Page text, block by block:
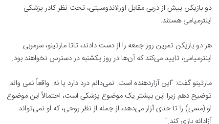
دو بازیکن پیش از دربی مقابل اورلاندوسیتی، تحت نظر کادر پزشکی
اینترمیامی هستند.
هر دو بازیکن تمرین روز جمعه را از دست دادند، تاتا مارتینو، سرمربی
اینترمیامی، تایید می‌کند که آن‌ها در روز یکشنبه در دسترس نخواهند بود.
مارتینو گفت: "این آزاردهنده است. نمی‌دانم درد دارد یا نه. واقعاً نمی ‌وانم
توضیح دهم زیرا این بیشتر یک موضوع پزشکی است، احتمالاً این موضوع
او (مسی) را تا حدی آزار می‌دهد، از جمله از نظر روحی، که او نمی‌تواند
آزادانه بازی کند."